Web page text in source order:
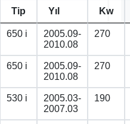
Tip Yıl Kw
650 i
2005.09-
2010.08
270
650 i
2005.09-
2010.08
270
530 i
2005.03-
2007.03
190